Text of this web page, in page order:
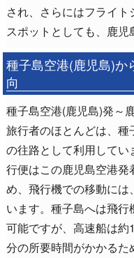
され、さらにはフライ
スポットとしても、鹿児
種子島空港(鹿児島)か
向
種子島空港(鹿児島)発～
旅行者のほとんどは、
の往路として利用して
行便はこの鹿児島空港発
め、飛行機での移動には
います。種子島へは飛
可能ですが、高速船は
分の所要時間がかかる